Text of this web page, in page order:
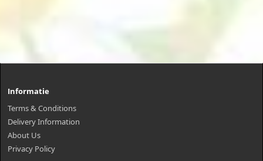
Informatie
Terms & Conditions
Delivery Information
About Us
Privacy Policy